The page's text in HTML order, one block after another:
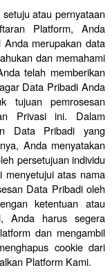
atau pernyataan
Platform, Anda
merupakan data
dan memahami
telah memberikan
Data Pribadi Anda
tujuan pemrosesan
Privasi ini. Dalam
Data Pribadi yang
Anda menyatakan
persetujuan individu
atas nama
Data Pribadi oleh
ketentuan atau
Anda harus segera
dan mengambil
cookie dari
Platform Kami.